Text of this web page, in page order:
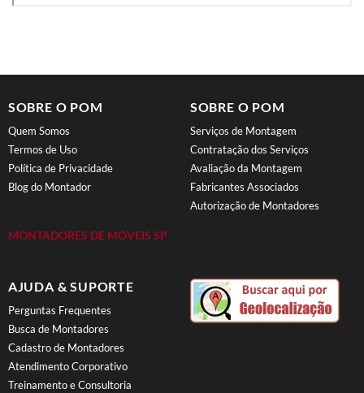
SOBRE O POM
Quem Somos
Termos de Uso
Política de Privacidade
Blog do Montador
MONTADORES DE MÓVEIS SP
SOBRE O POM
Serviços de Montagem
Contratação dos Serviços
Avaliação da Montagem
Fabricantes Associados
Autorização de Montadores
AJUDA & SUPORTE
Perguntas Frequentes
Busca de Montadores
Cadastro de Montadores
Atendimento Corporativo
Treinamento e Consultoria